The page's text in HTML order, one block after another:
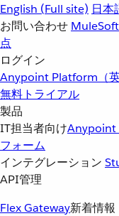
English (Full site) 日本
お問い合わせ
点
ログイン
Anypoint Platform（英
無料トライアル
製品
IT担当者向けAnypoint
フォーム
インテグレーション
API管理
Flex Gateway新着情報